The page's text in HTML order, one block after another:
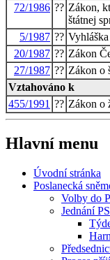
72/1986 ?? Zákon,
štátnej
5/1987 ??
20/1987 ?? Zákon
27/1987 ?? Zákon o
Vztahováno k
455/1991 ?? Zákon o
Hlavní menu
Úvodní stránka
Poslanecká
Volby do
Jednání PS